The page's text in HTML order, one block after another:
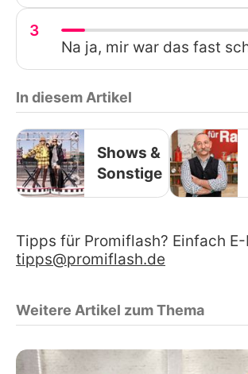
3
Na ja, mir war das fast
In diesem Artikel
Shows &
Sonstige
Tipps für Promiflash? Einfach
tipps@promiflash.de
Weitere Artikel zum Thema